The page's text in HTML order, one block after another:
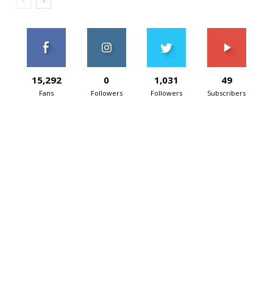
15,292
Fans
0
Followers
1,031
Followers
49
Subscribers